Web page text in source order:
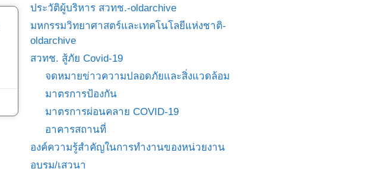
ประวัติผู้บริหาร สวทช.-oldarchive
มหกรรมวิทยาศาสตร์และเทคโนโลยีแห่งชาติ-
oldarchive
สวทช. สู้ภัย Covid-19
จดหมายข่าวความปลอดภัยและสิ่งแวดล้อม
มาตรการป้องกัน
มาตรการผ่อนคลาย COVID-19
อาคารสถานที่
องค์ความรู้สำคัญในการทำงานของหน่วยงาน
อบรม/เสวนา